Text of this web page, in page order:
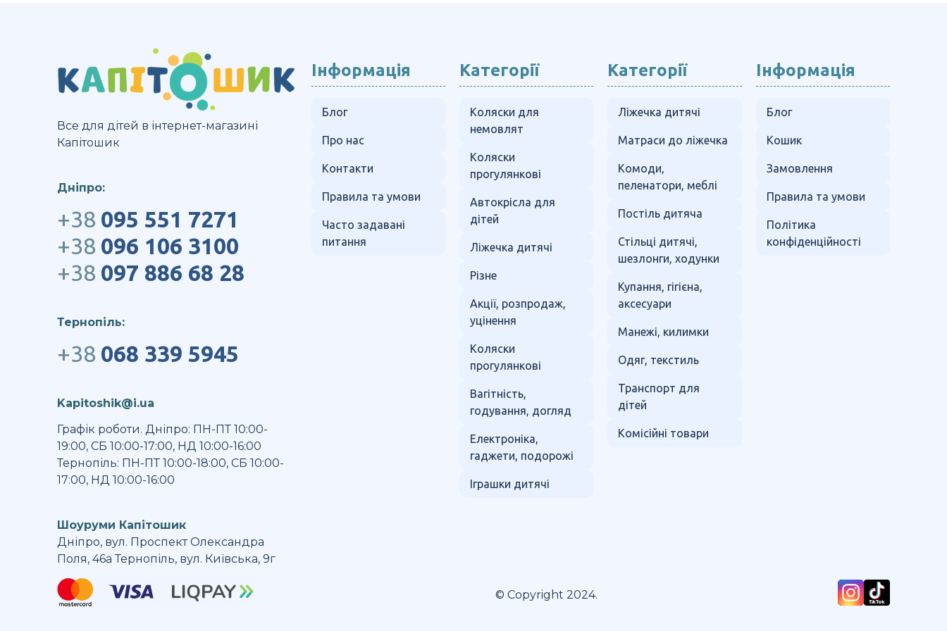
Все для дітей в інтернет-магазині
Капітошик
Дніпро:
+38 095 551 7271
+38 096 106 3100
+38 097 886 68 28
Тернопіль:
+38 068 339 5945
Kapitoshik@i.ua
Графік роботи. Дніпро: ПН-ПТ 10:00-
19:00, СБ 10:00-17:00, НД 10:00-16:00
Тернопіль: ПН-ПТ 10:00-18:00, СБ 10:00-
17:00, НД 10:00-16:00
Шоуруми Капітошик
Дніпро, вул. Проспект Олександра
Поля, 46а Тернопіль, вул. Київська, 9г
Інформація
Блог
Про нас
Контакти
Правила та умови
Часто задавані
питання
Категорії
Коляски для
немовлят
Коляски
прогулянкові
Автокрісла для
дітей
Ліжечка дитячі
Різне
Акції, розпродаж,
уцінення
Коляски
прогулянкові
Вагітність,
годування, догляд
Електроніка,
гаджети, подорожі
Іграшки дитячі
Категорії
Ліжечка дитячі
Матраси до ліжечка
Комоди,
пеленатори, меблі
Постіль дитяча
Стільці дитячі,
шезлонги, ходунки
Купання, гігієна,
аксесуари
Манежі, килимки
Одяг, текстиль
Транспорт для
дітей
Комісійні товари
Інформація
Блог
Кошик
Замовлення
Правила та умови
Політика
конфіденційності
© Copyright 2024.